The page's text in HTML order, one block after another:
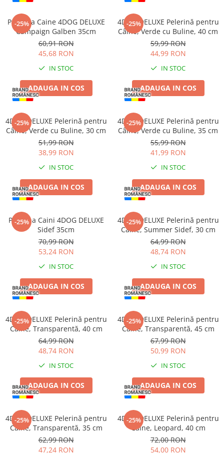
Jucării Pisici
Zgărzi & Hamuri
Păsări
Hrană Păsări
Meniuri Păsări
Suplimente Nutritive
Delicii Păsări
Batoane
Îngrijire Păsări
Așternut Igienic Păsări
Rozătoare
Hrană Rozătoare
Fân Rozătoare
Meniuri Rozătoare
Delicii Rozătoare
Batoane Rozătoare
Îngrijire Rozătoare
Așternut Igienic Rozătoare
Cuști Rozătoare
Pești
Acvarii
Accesorii Acvarii
Hrană Pești
Hrană Broaște Țestoase
Întreținere Acvariu
Tratament Apă
-25%
Pelerina Caine 4DOG DELUXE
Campaign Galben 35cm
60,91 RON
45,68 RON
IN STOC
ADAUGA IN COS
-25%
4DOG DELUXE Pelerină pentru
Câine, Verde cu Buline, 40 cm
59,99 RON
44,99 RON
IN STOC
ADAUGA IN COS
-25%
4DOG DELUXE Pelerină pentru
Câine, Verde cu Buline, 30 cm
51,99 RON
38,99 RON
IN STOC
ADAUGA IN COS
-25%
4DOG DELUXE Pelerină pentru
Câine, Verde cu Buline, 35 cm
55,99 RON
41,99 RON
IN STOC
ADAUGA IN COS
-25%
Pelerina Caini 4DOG DELUXE
Sidef 35cm
70,99 RON
53,24 RON
IN STOC
ADAUGA IN COS
-25%
4DOG DELUXE Pelerină pentru
Câine, Summer Sidef, 30 cm
64,99 RON
48,74 RON
IN STOC
ADAUGA IN COS
-25%
4DOG DELUXE Pelerină pentru
Câine, Transparentă, 40 cm
64,99 RON
48,74 RON
IN STOC
ADAUGA IN COS
-25%
4DOG DELUXE Pelerină pentru
Câine, Transparentă, 45 cm
67,99 RON
50,99 RON
IN STOC
ADAUGA IN COS
-25%
4DOG DELUXE Pelerină pentru
Câine, Transparentă, 35 cm
62,99 RON
47,24 RON
-25%
4DOG DELUXE Pelerină pentru
Câine, Leopard, 40 cm
72,00 RON
54,00 RON